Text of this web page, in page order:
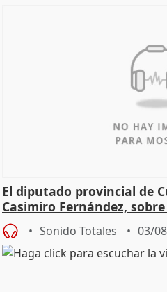
El diputado provincial de
Casimiro Fernández,
Sonido Totales 03/